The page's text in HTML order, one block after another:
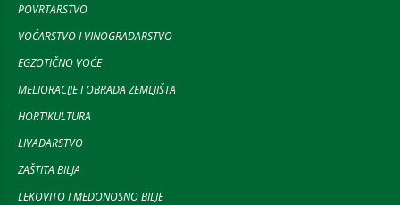
POVRTARSTVO
VOĆARSTVO I VINOGRADARSTVO
EGZOTIČNO VOĆE
MELIORACIJE I OBRADA ZEMLJIŠTA
HORTIKULTURA
LIVADARSTVO
ZAŠTITA BILJA
LEKOVITO I MEDONOSNO BILJE